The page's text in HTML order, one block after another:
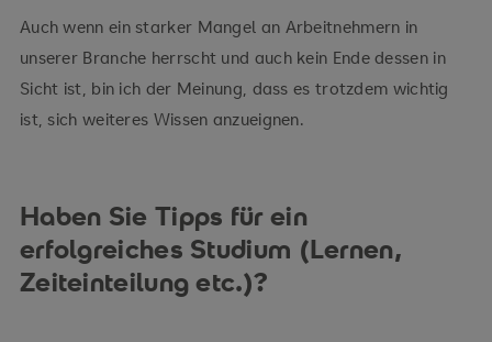
Auch wenn ein starker Mangel an Arbeitnehmern in
unserer Branche herrscht und auch kein Ende dessen in
Sicht ist, bin ich der Meinung, dass es trotzdem wichtig
ist, sich weiteres Wissen anzueignen.
Haben Sie Tipps für ein
erfolgreiches Studium (Lernen,
Zeiteinteilung etc.)?